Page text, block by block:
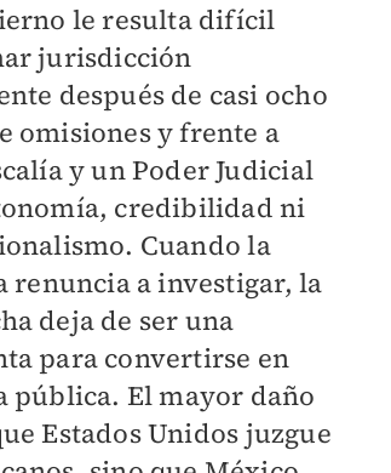
le resulta difícil
jurisdicción
después de casi ocho
omisiones y frente a
y un Poder Judicial
credibilidad ni
Cuando la
renuncia a investigar, la
deja de ser una
para convertirse en
pública. El mayor daño
Estados Unidos juzgue